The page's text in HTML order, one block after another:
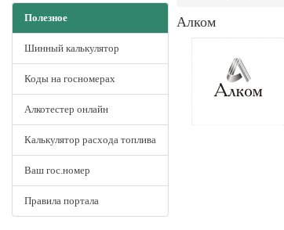
Полезное
Шинный калькулятор
Коды на госномерах
Алкотестер онлайн
Калькулятор расхода топлива
Ваш гос.номер
Правила портала
Алком